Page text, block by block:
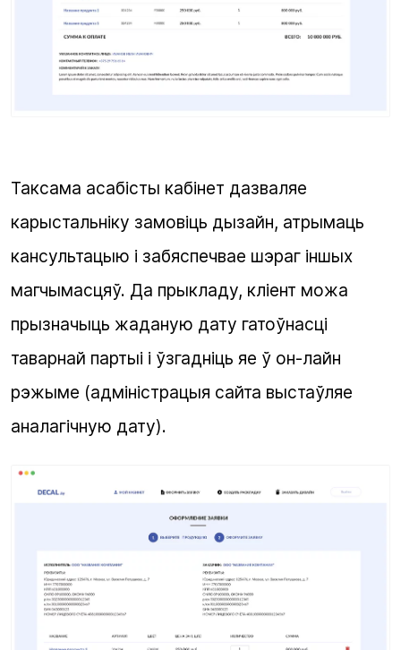
Таксама асабісты кабінет дазваляе
карыстальніку замовіць дызайн, атрымаць
кансультацыю і забяспечвае шэраг іншых
магчымасцяў. Да прыкладу, кліент можа
прызначыць жаданую дату гатоўнасці
таварнай партыі і ўзгадніць яе ў он-лайн
рэжыме (адміністрацыя сайта выстаўляе
аналагічную дату).